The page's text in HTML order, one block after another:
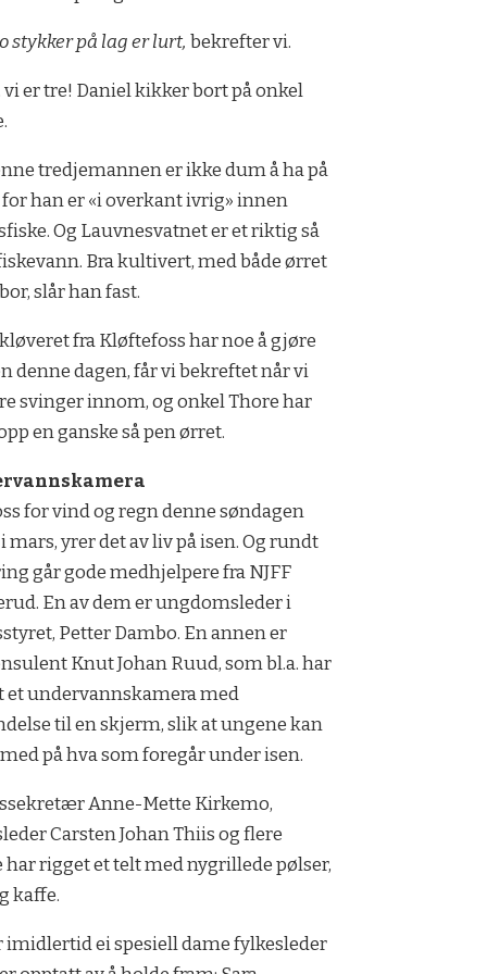
stykker på lag er lurt, bekrefter vi.
vi er tre! Daniel kikker bort på onkel
tredjemannen er ikke dum å ha på
for han er «i overkant ivrig» innen
Og Lauvnesvatnet er et riktig så
Bra kultivert, med både ørret
slår han fast.
fra Kløftefoss har noe å gjøre
denne dagen, får vi bekreftet når vi
svinger innom, og onkel Thore har
en ganske så pen ørret.
for vind og regn denne søndagen
mars, yrer det av liv på isen. Og rundt
går gode medhjelpere fra NJFF
En av dem er ungdomsleder i
Petter Dambo. En annen er
Knut Johan Ruud, som bl.a. har
et undervannskamera med
til en skjerm, slik at ungene kan
på hva som foregår under isen.
Anne-Mette Kirkemo,
Carsten Johan Thiis og flere
har rigget et telt med nygrillede pølser,
kaffe.
imidlertid ei spesiell dame fylkesleder